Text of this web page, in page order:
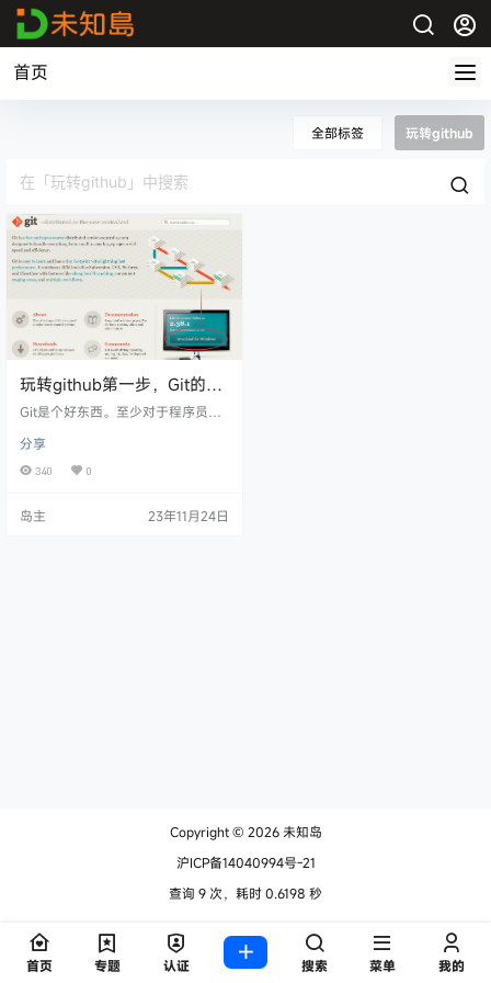
首页
全部标签 玩转github
玩转github第一步，Git的安
装和使用
Git是个好东西。至少对于程序员来
thub这样的开源平台出现后。本质
上是先有了git才有了hub，当然有了
一起来学吧！ Git简介 Git（读音为/
分享
340 0
岛主 23年11月24日
Copyright © 2026未知岛
沪ICP备14040994号-21
查询 9 次，耗时 0.6198 秒
首页 专题 认证 搜索 菜单 我的